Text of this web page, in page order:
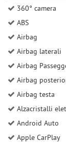
360° camera
ABS
Airbag
Airbag laterali
Airbag
Airbag
Airbag testa
Alzacristalli
Android Auto
Apple CarPlay